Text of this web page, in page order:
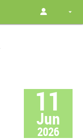
11
Jun
2026